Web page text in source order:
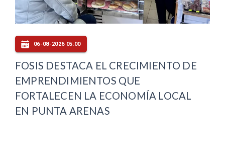
06-08-2026 05:00
FOSIS DESTACA EL CRECIMIENTO DE
EMPRENDIMIENTOS QUE
FORTALECEN LA ECONOMÍA LOCAL
EN PUNTA ARENAS